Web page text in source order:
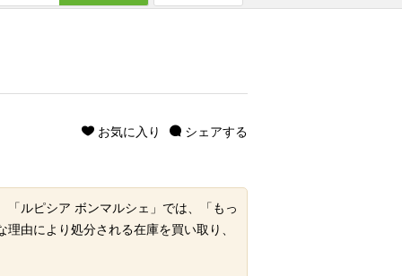
シェアする
お気に入り
ルピシア ボンマルシェ」では、「もっ
由により処分される在庫を買い取り、